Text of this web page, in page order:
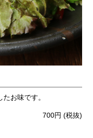
お味です。
700円 (税抜)